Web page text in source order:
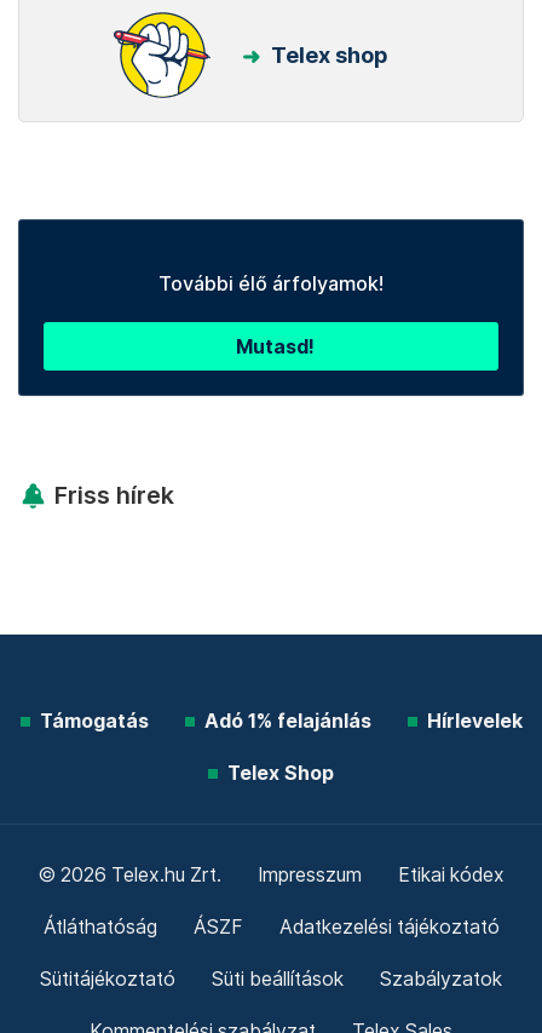
Telex shop
További élő árfolyamok!
Mutasd!
Friss hírek
Támogatás Adó 1% felajánlás Hírlevelek
Telex Shop
© 2026 Telex.hu Zrt. Impresszum Etikai kódex
Átláthatóság ÁSZF Adatkezelési tájékoztató
Sütitájékoztató Süti beállítások Szabályzatok